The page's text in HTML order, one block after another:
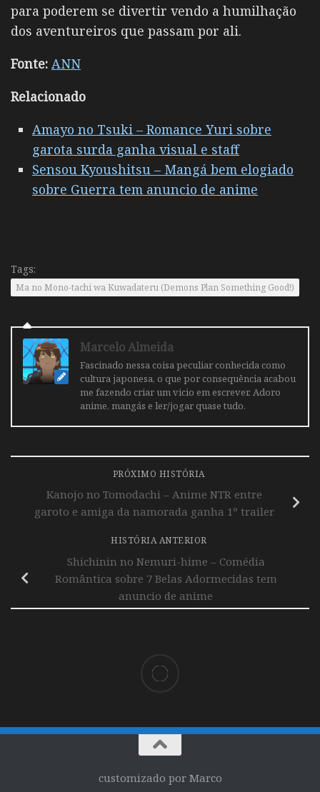
para poderem se divertir vendo a humilhação
dos aventureiros que passam por ali.
Fonte: ANN
Relacionado
Amayo no Tsuki – Romance Yuri sobre
garota surda ganha visual e staff
Sensou Kyoushitsu – Mangá bem elogiado
sobre Guerra tem anuncio de anime
Tags:
Ma no Mono-tachi wa Kuwadateru (Demons Plan Something Good!)
Marcelo Almeida
Fascinado nessa coisa peculiar conhecida como
cultura japonesa, o que por consequência acabou
me fazendo criar um vicio em escrever. Adoro
anime, mangás e ler/jogar quase tudo.
PRÓXIMO HISTÓRIA
Kanojo no Tomodachi – Anime NTR entre
garoto e amiga da namorada ganha 1º trailer
HISTÓRIA ANTERIOR
Shichinin no Nemuri-hime – Comédia
Romântica sobre 7 Belas Adormecidas tem
anuncio de anime
customizado por Marco